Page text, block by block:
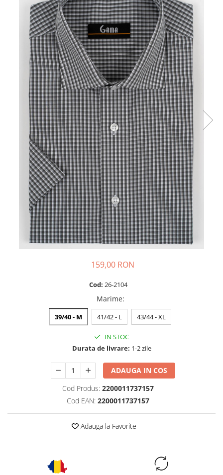
159,00 RON
Cod: 26-2104
Marime:
39/40 - M 41/42 - L 43/44 - XL
IN STOC
Durata de livrare: 1-2 zile
ADAUGA IN COS
Cod Produs: 2200011737157
Cod EAN: 2200011737157
Adauga la Favorite